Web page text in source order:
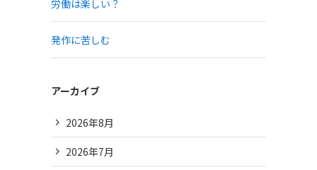
労働は楽しい？
発作に苦しむ
アーカイブ
2026年8月
2026年7月